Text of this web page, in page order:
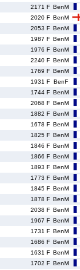
2171 F BenM
2020 F BenM
2053 F BenM
1987 F BenM
1976 F BenM
2240 F BenM
1769 F BenM
1931 F BenF
1744 F BenM
2068 F BenM
1882 F BenM
1678 F BenM
1825 F BenM
1846 F BenM
1866 F BenM
1893 F BenM
1773 F BenM
1845 F BenM
1878 F BenM
2038 F BenM
1967 F BenM
1731 F BenM
1686 F BenM
1631 F BenM
1702 F BenM